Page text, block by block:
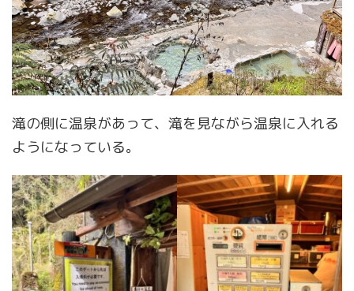
滝の側に温泉があって、滝を見ながら温泉に入れる
ようになっている。